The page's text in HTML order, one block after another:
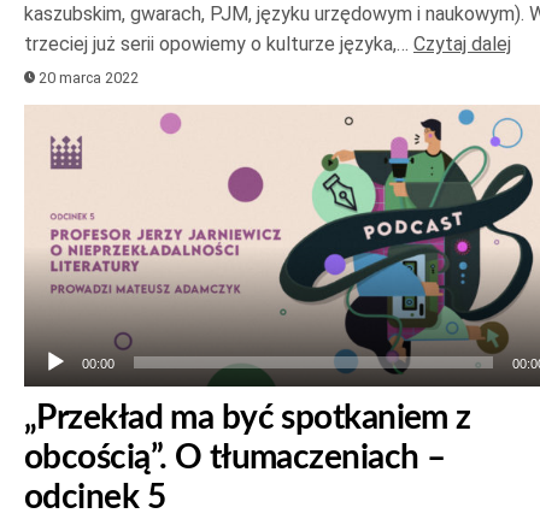
kaszubskim, gwarach, PJM, języku urzędowym i naukowym).
trzeciej już serii opowiemy o kulturze języka,… Czytaj dalej
20 marca 2022
plików
00:00
„Przekład ma być spotkaniem z
obcością”. O tłumaczeniach –
odcinek 5